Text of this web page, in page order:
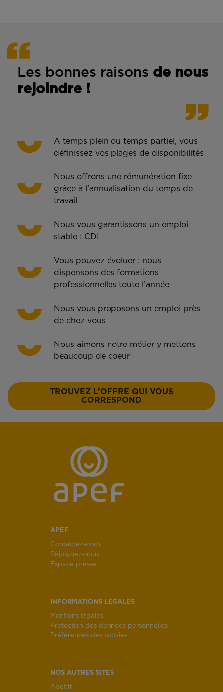
Les bonnes raisons de nous
rejoindre !
A temps plein ou temps partiel, vous
définissez vos plages de disponibilités
Nous offrons une rémunération fixe
grâce à l’annualisation du temps de
travail
Nous vous garantissons un emploi
stable : CDI
Vous pouvez évoluer : nous
dispensons des formations
professionnelles toute l’année
Nous vous proposons un emploi près
de chez vous
Nous aimons notre métier y mettons
beaucoup de coeur
TROUVEZ L’OFFRE QUI VOUS
CORRESPOND
APEF
Contactez-nous
Rejoignez-nous
Espace presse
INFORMATIONS LÉGALES
Mentions légales
Protection des données personnelles
Préférences des cookies
NOS AUTRES SITES
Apef.fr